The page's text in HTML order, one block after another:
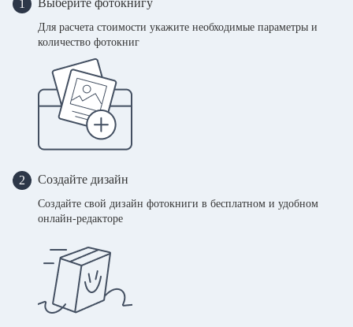
1 Выберите фотокнигу
Для расчета стоимости укажите необходимые параметры и
количество фотокниг
2 Создайте дизайн
Создайте свой дизайн фотокниги в бесплатном и удобном
онлайн-редакторе